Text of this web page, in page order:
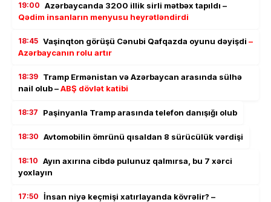
19:00 Azərbaycanda 3200 illik sirli mətbəx tapıldı –
Qədim insanların menyusu heyrətləndirdi
18:45 Vaşinqton görüşü Cənubi Qafqazda oyunu dəyişdi –
Azərbaycanın rolu artır
18:39 Tramp Ermənistan və Azərbaycan arasında sülhə
nail olub –ABŞ dövlət katibi
18:37 Paşinyanla Tramp arasında telefon danışığı olub
18:30 Avtomobilin ömrünü qısaldan 8 sürücülük vərdişi
18:10 Ayın axırına cibdə pulunuz qalmırsa, bu 7 xərci
yoxlayın
17:50 İnsan niyə keçmişi xatırlayanda kövrəlir? –